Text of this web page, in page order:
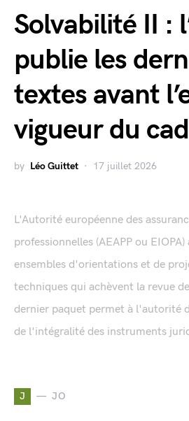
Solvabilité II :
publie les
textes avant
vigueur du
by Léo Guittet 17 juillet 2026
L'Autorité européenne des
professionnelles (AEAPP ou
ensembles d'orientations et de
techniques qui achèvent la revue
dernier paquet permet à l'autorité
de l'intégralité des instruments
J JO